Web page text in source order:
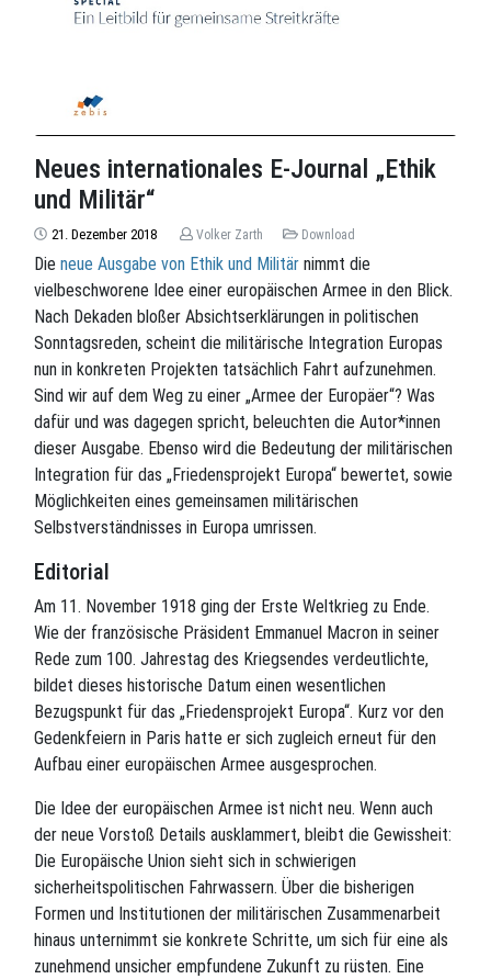
Neues internationales E-Journal „Ethik
und Militär“
21. Dezember 2018 Volker Zarth Download
Die neue Ausgabe von Ethik und Militär nimmt die
vielbeschworene Idee einer europäischen Armee in den Blick.
Nach Dekaden bloßer Absichtserklärungen in politischen
Sonntagsreden, scheint die militärische Integration Europas
nun in konkreten Projekten tatsächlich Fahrt aufzunehmen.
Sind wir auf dem Weg zu einer „Armee der Europäer“? Was
dafür und was dagegen spricht, beleuchten die Autor*innen
dieser Ausgabe. Ebenso wird die Bedeutung der militärischen
Integration für das „Friedensprojekt Europa“ bewertet, sowie
Möglichkeiten eines gemeinsamen militärischen
Selbstverständnisses in Europa umrissen.
Editorial
Am 11. November 1918 ging der Erste Weltkrieg zu Ende.
Wie der französische Präsident Emmanuel Macron in seiner
Rede zum 100. Jahrestag des Kriegsendes verdeutlichte,
bildet dieses historische Datum einen wesentlichen
Bezugspunkt für das „Friedensprojekt Europa“. Kurz vor den
Gedenkfeiern in Paris hatte er sich zugleich erneut für den
Aufbau einer europäischen Armee ausgesprochen.
Die Idee der europäischen Armee ist nicht neu. Wenn auch
der neue Vorstoß Details ausklammert, bleibt die Gewissheit:
Die Europäische Union sieht sich in schwierigen
sicherheitspolitischen Fahrwassern. Über die bisherigen
Formen und Institutionen der militärischen Zusammenarbeit
hinaus unternimmt sie konkrete Schritte, um sich für eine als
zunehmend unsicher empfundene Zukunft zu rüsten. Eine